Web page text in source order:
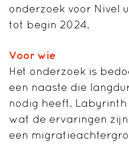
onderzoek voor Nivel
tot begin 2024.
Voor wie
Het onderzoek is
een naaste die
nodig heeft.
wat de ervaringen
een